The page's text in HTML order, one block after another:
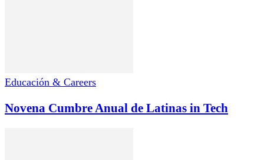
Educación & Careers
Novena Cumbre Anual de Latinas in Tech